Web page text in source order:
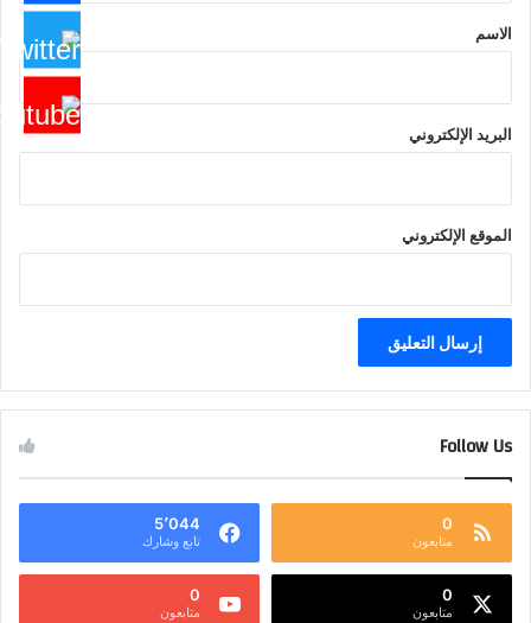
*
الاسم
البريد الإلكتروني
الموقع الإلكتروني
Follow Us
0
متابعون
5٬044
تابع وشارك
0
متابعون
0
متابعون